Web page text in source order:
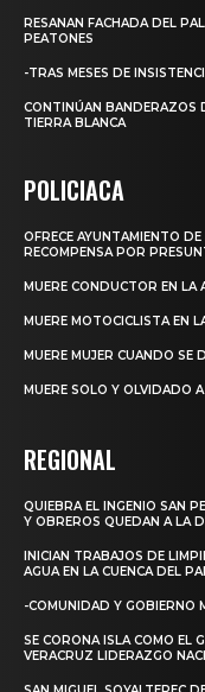
RESANAN FACHADA DEL
PEATONES
-TRAS MESES DE
CONTINÚAN BANDERAZOS
TIERRA BLANCA
POLICIACA
OFRECE AYUNTAMIENTO
RECOMPENSA POR
MUERE CONDUCTOR EN LA
MUERE MOTOCICLISTA EN
MUERE MUJER CUANDO SE
MUERE SOLO Y OLVIDADO
REGIONAL
QUIEBRA EL INGENIO SAN
Y OBREROS QUEDAN A LA
INICIAN TRABAJOS DE
AGUA EN LA CUENCA DEL
-COMUNIDAD Y GOBIERNO
SE CORONA ISLA COMO EL
VERACRUZ LIDERAZGO